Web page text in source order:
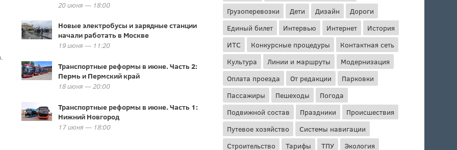
20 июня — 18:00
Новые электробусы и зарядные станции
начали работать в Москве
19 июня — 11:20
Транспортные реформы в июне. Часть 2:
Пермь и Пермский край
18 июня — 20:00
Транспортные реформы в июне. Часть 1:
Нижний Новгород
17 июня — 18:00
Грузоперевозки
Дети Дизайн
Дороги
Единый билет
Интервью Интернет
История
ИТС
Конкурсные процедуры
Контактная сеть
Культура
Линии и маршруты
Модернизация
Оплата проезда
От редакции
Парковки
Пассажиры
Пешеходы
Погода
Подвижной состав
Праздники
Происшествия
Путевое хозяйство
Системы навигации
Строительство
Тарифы ТПУ Экология